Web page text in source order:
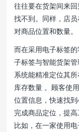
往往要在货架间来
找不到。同样，店
对商品位置和数量。
而在采用电子标签
子标签与智能货架
系统能精准定位其
库存数量 。顾客使
位置信息，快速找
完成商品定位，提
比如，在一家使用